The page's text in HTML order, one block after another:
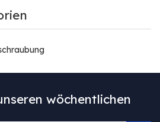
wöchentlichen